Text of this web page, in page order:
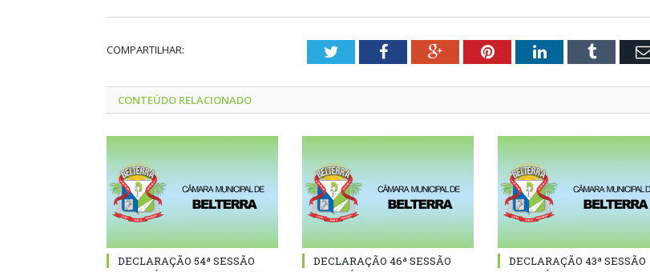
COMPARTILHAR: TwitterFacebookGoogle+PinterestLinkedInTumblr
CONTEÚDO RELACIONADO
DECLARAÇÃO 54ª SESSÃO
DECLARAÇÃO 46ª SESSÃO
DECLARAÇÃO 43ª SESSÃO